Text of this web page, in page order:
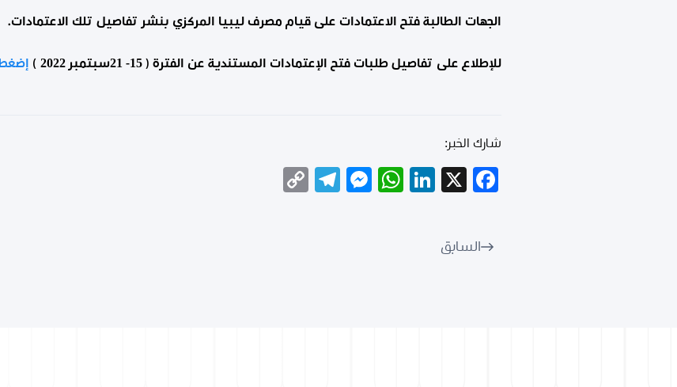
الجهات الطالبة فتح الاعتمادات على قيام مصرف ليبيا المركزي بنشر تفاصيل تلك الاعتمادات.
للإطلاع على تفاصيل طلبات فتح الإعتمادات المستندية عن الفترة ( 15- 21سبتمبر 2022 )
شارك الخبر:
Facebook
X
LinkedIn
WhatsApp
Messenger
Telegram
السابق